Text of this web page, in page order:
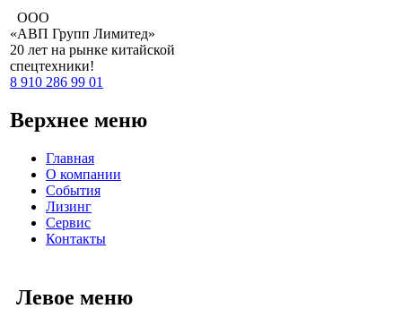
ООО
«АВП Групп Лимитед»
20 лет на рынке китайской
спецтехники!
8 910 286 99 01
Верхнее меню
Главная
О компании
События
Лизинг
Сервис
Контакты
Левое меню